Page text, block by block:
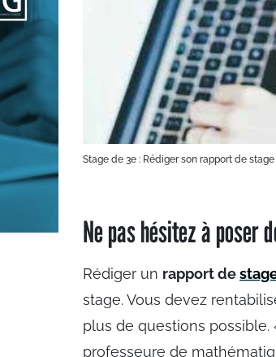
Stage de 3e : Rédiger son rapport de stage
Ne pas hésitez à poser
Rédiger un rapport de
stage. Vous devez
plus de questions possible.
professeure de